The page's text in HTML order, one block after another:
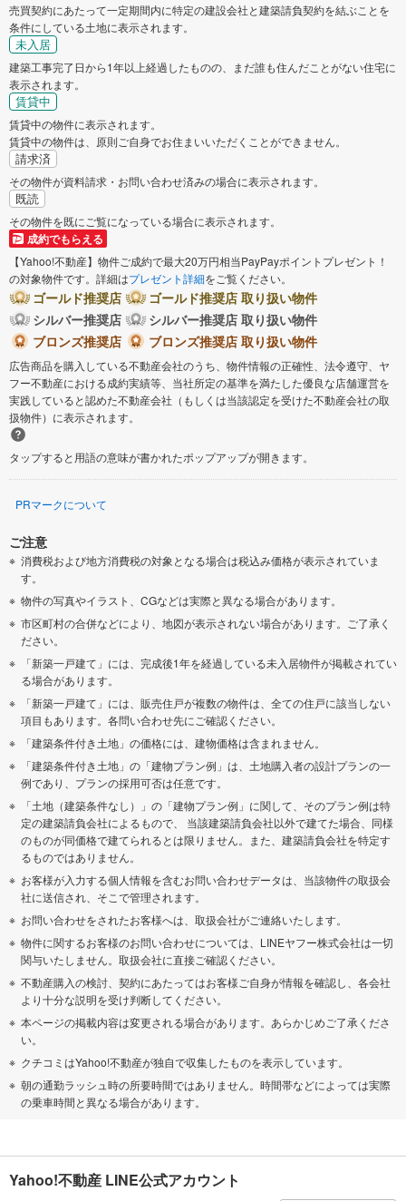
売買契約にあたって一定期間内に特定の建設会社と建築請負契約を結ぶことを
条件にしている土地に表示されます。
未入居
建築工事完了日から1年以上経過したものの、まだ誰も住んだことがない住宅に
表示されます。
賃貸中
賃貸中の物件に表示されます。
賃貸中の物件は、原則ご自身でお住まいいただくことができません。
請求済
その物件が資料請求・お問い合わせ済みの場合に表示されます。
既読
その物件を既にご覧になっている場合に表示されます。
成約でもらえる
【Yahoo!不動産】物件ご成約で最大20万円相当PayPayポイントプレゼント！
の対象物件です。詳細はプレゼント詳細をご覧ください。
ゴールド推奨店
ゴールド推奨店 取り扱い物件
シルバー推奨店
シルバー推奨店 取り扱い物件
ブロンズ推奨店
ブロンズ推奨店 取り扱い物件
広告商品を購入している不動産会社のうち、物件情報の正確性、法令遵守、ヤ
フー不動産における成約実績等、当社所定の基準を満たした優良な店舗運営を
実践していると認めた不動産会社（もしくは当該認定を受けた不動産会社の取
扱物件）に表示されます。
タップすると用語の意味が書かれたポップアップが開きます。
PRマークについて
ご注意
消費税および地方消費税の対象となる場合は税込み価格が表示されていま
す。
物件の写真やイラスト、CGなどは実際と異なる場合があります。
市区町村の合併などにより、地図が表示されない場合があります。ご了承く
ださい。
「新築一戸建て」には、完成後1年を経過している未入居物件が掲載されてい
る場合があります。
「新築一戸建て」には、販売住戸が複数の物件は、全ての住戸に該当しない
項目もあります。各問い合わせ先にご確認ください。
「建築条件付き土地」の価格には、建物価格は含まれません。
「建築条件付き土地」の「建物プラン例」は、土地購入者の設計プランの一
例であり、プランの採用可否は任意です。
「土地（建築条件なし）」の「建物プラン例」に関して、そのプラン例は特
定の建築請負会社によるもので、 当該建築請負会社以外で建てた場合、同様
のものが同価格で建てられるとは限りません。また、建築請負会社を特定す
るものではありません。
お客様が入力する個人情報を含むお問い合わせデータは、当該物件の取扱会
社に送信され、そこで管理されます。
お問い合わせをされたお客様へは、取扱会社がご連絡いたします。
物件に関するお客様のお問い合わせについては、LINEヤフー株式会社は一切
関与いたしません。取扱会社に直接ご確認ください。
不動産購入の検討、契約にあたってはお客様ご自身が情報を確認し、各会社
より十分な説明を受け判断してください。
本ページの掲載内容は変更される場合があります。あらかじめご了承くださ
い。
クチコミはYahoo!不動産が独自で収集したものを表示しています。
朝の通勤ラッシュ時の所要時間ではありません。時間帯などによっては実際
の乗車時間と異なる場合があります。
Yahoo!不動産 LINE公式アカウント